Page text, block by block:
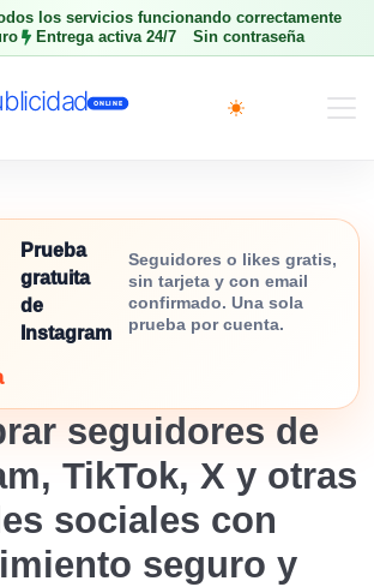
los servicios funcionando correctamente
Entrega activa 24/7 Sin contraseña
Toggle theme
seguidores de
TikTok, X y otras
sociales con
seguro y
Prueba
gratuita
de
Instagram
Seguidores o likes gratis,
sin tarjeta y con email
confirmado. Una sola
prueba por cuenta.